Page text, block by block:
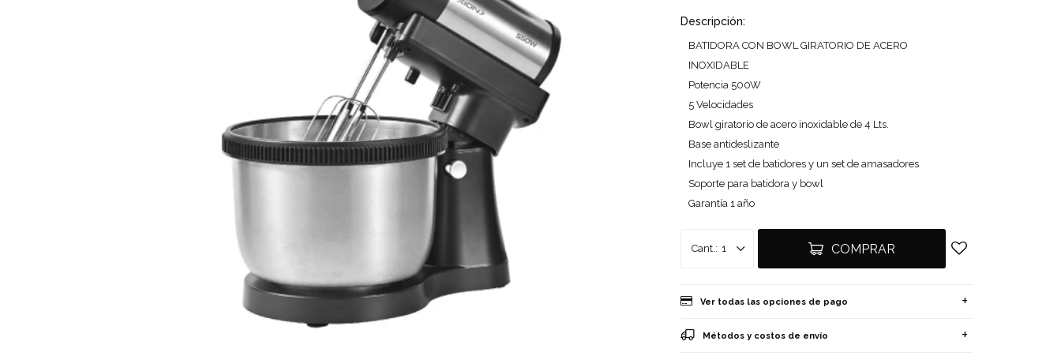
Descripción:
BATIDORA CON BOWL GIRATORIO DE ACERO
INOXIDABLE
Potencia 500W
5 Velocidades
Bowl giratorio de acero inoxidable de 4 Lts.
Base antideslizante
Incluye 1 set de batidores y un set de amasadores
Soporte para batidora y bowl
Garantía 1 año
1 COMPRAR
Ver todas las opciones de pago
Métodos y costos de envío